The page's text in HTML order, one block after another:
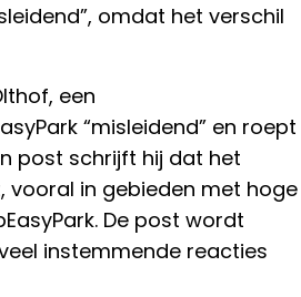
omdat het verschil
een
“misleidend” en roept
post schrijft hij dat het
vooral in gebieden met hoge
De post wordt
instemmende reacties